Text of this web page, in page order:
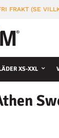
FRAKT (SE
XS-XXL